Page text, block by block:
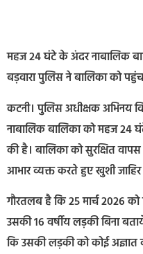
महज 24 घंटे के अंदर नाबालिक
बड़वारा पुलिस ने बालिका को
कटनी। पुलिस अधीक्षक अभिनय
नाबालिक बालिका को महज 24
की है। बालिका को सुरक्षित
आभार व्यक्त करते हुए खुशी
गौरतलब है कि 25 मार्च 2026 को
उसकी 16 वर्षीय लड़की बिना
कि उसकी लड़की को कोई